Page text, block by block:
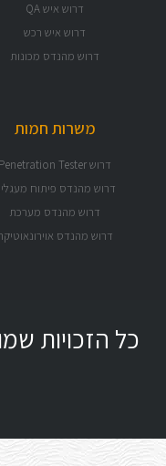
דרושים מהנדס מכונות
דרושים מהנדסי אלקטרוניקה
דרושים טכנאי אלקטרוניקה
לאסרמטק © 1993